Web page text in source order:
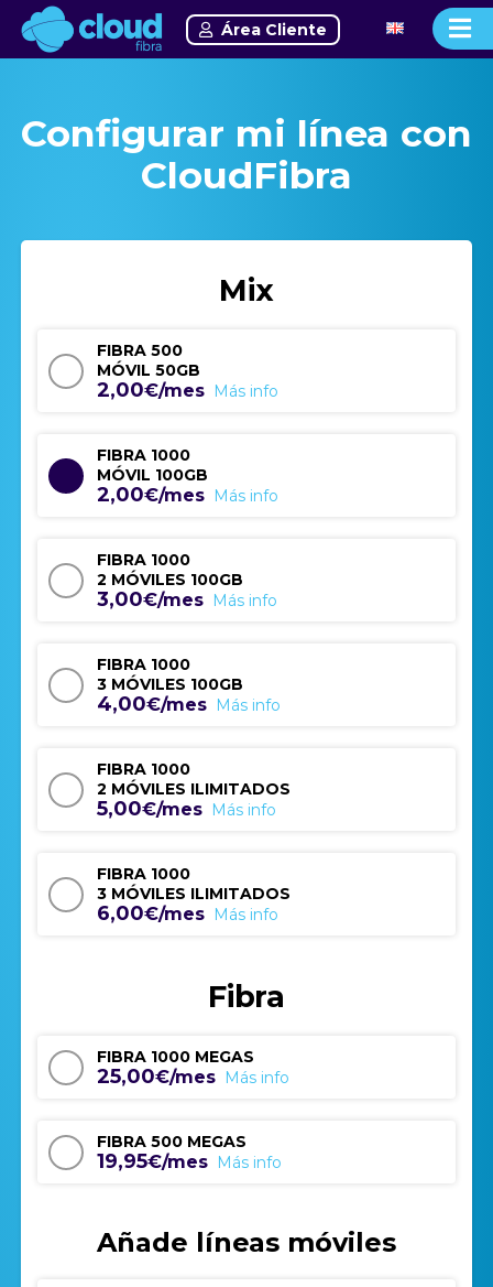
Área Cliente
Configurar mi línea con
CloudFibra
Mix
FIBRA 500
MÓVIL 50GB
2,00€/mes Más info
FIBRA 1000
MÓVIL 100GB
2,00€/mes Más info
FIBRA 1000
2 MÓVILES 100GB
3,00€/mes Más info
FIBRA 1000
3 MÓVILES 100GB
4,00€/mes Más info
FIBRA 1000
2 MÓVILES ILIMITADOS
5,00€/mes Más info
FIBRA 1000
3 MÓVILES ILIMITADOS
6,00€/mes Más info
Fibra
FIBRA 1000 MEGAS
25,00€/mes Más info
FIBRA 500 MEGAS
19,95€/mes Más info
Añade líneas móviles